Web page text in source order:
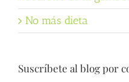
No más dieta
Suscríbete al blog por